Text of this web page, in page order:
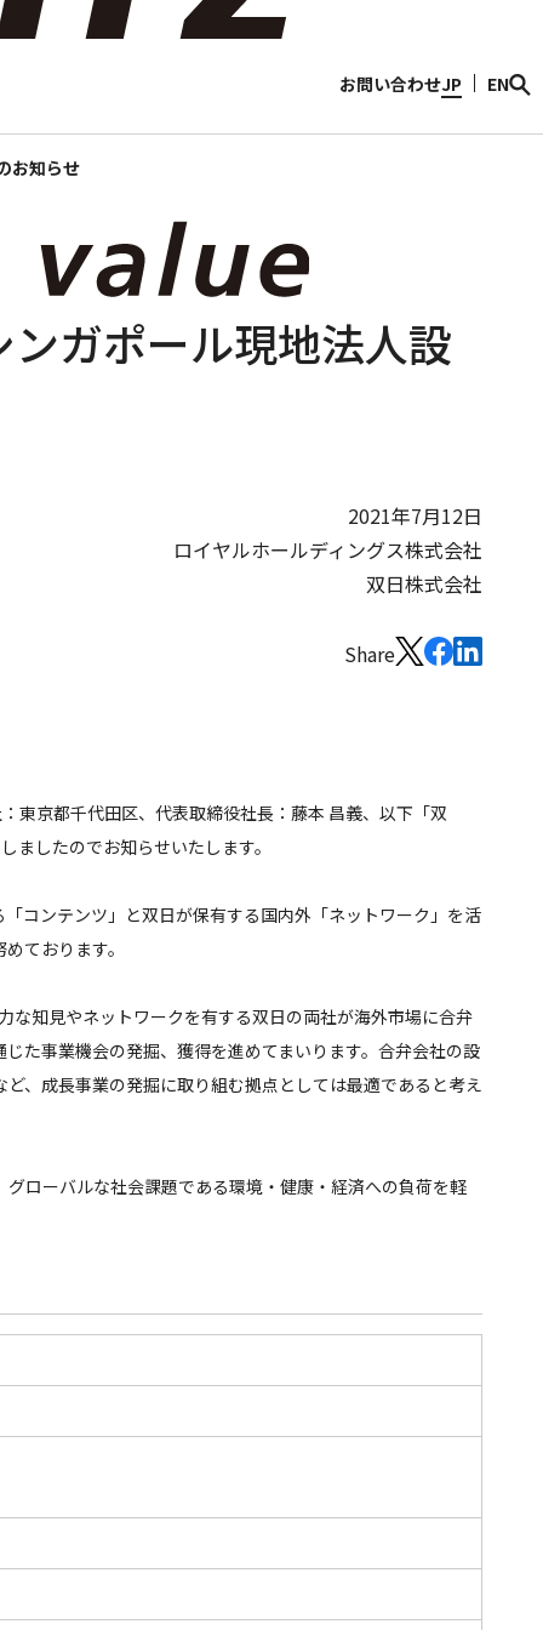
お問い合わせJP EN
お知らせ
ガポール現地法人設
2021年7月12日
ロイヤルホールディングス株式会社
双日株式会社
Share
東京都千代田区、代表取締役社長：藤本 昌義、以下「双
したのでお知らせいたします。
コンテンツ」と双日が保有する国内外「ネットワーク」を活
ております。
な知見やネットワークを有する双日の両社が海外市場に合弁
た事業機会の発掘、獲得を進めてまいります。合弁会社の設
、成長事業の発掘に取り組む拠点としては最適であると考え
ローバルな社会課題である環境・健康・経済への負荷を軽